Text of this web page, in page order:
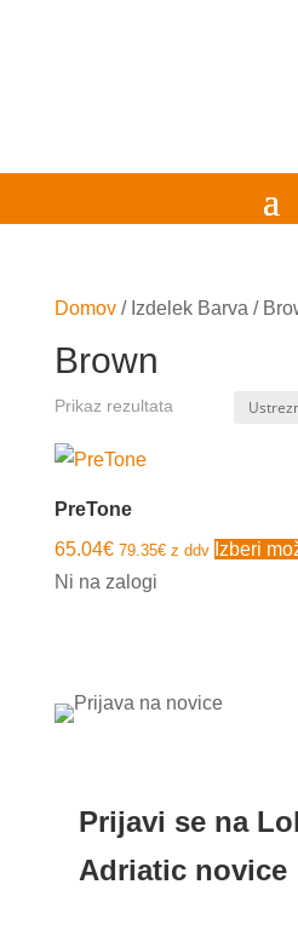
Domov/ Izdelek Barva /
Brown
Prikaz rezultata
PreTone
65.04€ 79.35€z ddv Izberi
Ni na zalogi
Prijavi se na
Adriatic novice